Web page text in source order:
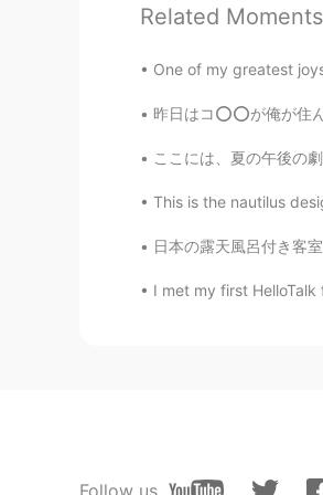
accuseは、法
Austin
EN JP
@Mo ありが
Juno
ら選ぶとした
Related Moments
One of my greatest
昨日はコ⭕⭕が俺が住んでる地域に流行って
ここには、夏の午後の劇暑が
This is the nautilus
日本の露天風呂付き客室って凄すぎる！ 一
I met my first
Follow us